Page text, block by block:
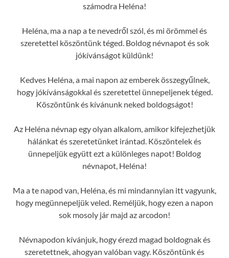
számodra Heléna!
Heléna, ma a nap a te nevedről szól, és mi örömmel és
szeretettel köszöntünk téged. Boldog névnapot és sok
jókívánságot küldünk!
Kedves Heléna, a mai napon az emberek összegyűlnek,
hogy jókívánságokkal és szeretettel ünnepeljenek téged.
Köszöntünk és kívánunk neked boldogságot!
Az Heléna névnap egy olyan alkalom, amikor kifejezhetjük
hálánkat és szeretetünket irántad. Köszöntelek és
ünnepeljük együtt ezt a különleges napot! Boldog
névnapot, Heléna!
Ma a te napod van, Heléna, és mi mindannyian itt vagyunk,
hogy megünnepeljük veled. Reméljük, hogy ezen a napon
sok mosoly jár majd az arcodon!
Névnapodon kívánjuk, hogy érezd magad boldognak és
szeretettnek, ahogyan valóban vagy. Köszöntünk és